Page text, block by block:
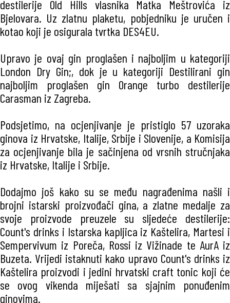
destilerije Old Hills vlasnika Matka Meštrovića iz
Bjelovara. Uz zlatnu plaketu, pobjedniku je uručen i
kotao koji je osigurala tvrtka DES4EU.
Upravo je ovaj gin proglašen i najboljim u kategoriji
London Dry Gin;, dok je u kategoriji Destilirani gin
najboljim proglašen gin Orange turbo destilerije
Carasman iz Zagreba.
Podsjetimo, na ocjenjivanje je pristiglo 57 uzoraka
ginova iz Hrvatske, Italije, Srbije i Slovenije, a Komisija
za ocjenjivanje bila je sačinjena od vrsnih stručnjaka
iz Hrvatske, Italije i Srbije.
Dodajmo još kako su se među nagrađenima našli i
brojni istarski proizvođači gina, a zlatne medalje za
svoje proizvode preuzele su sljedeće destilerije:
Count's drinks i Istarska kapljica iz Kaštelira, Martesi i
Sempervivum iz Poreča, Rossi iz Vižinade te AurA iz
Buzeta. Vrijedi istaknuti kako upravo Count's drinks iz
Kaštelira proizvodi i jedini hrvatski craft tonic koji će
se ovog vikenda miješati sa sjajnim ponuđenim
ginovima.